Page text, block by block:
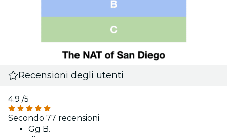
Recensioni degli utenti
4.9 /5
Secondo 77 recensioni
Gg B.